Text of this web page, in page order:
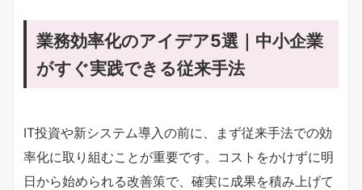
業務効率化のアイデア5選｜中小企業
がすぐ実践できる従来手法
IT投資や新システム導入の前に、まず従来手法での効
率化に取り組むことが重要です。コストをかけずに明
日から始められる改善策で、確実に成果を積み上げて